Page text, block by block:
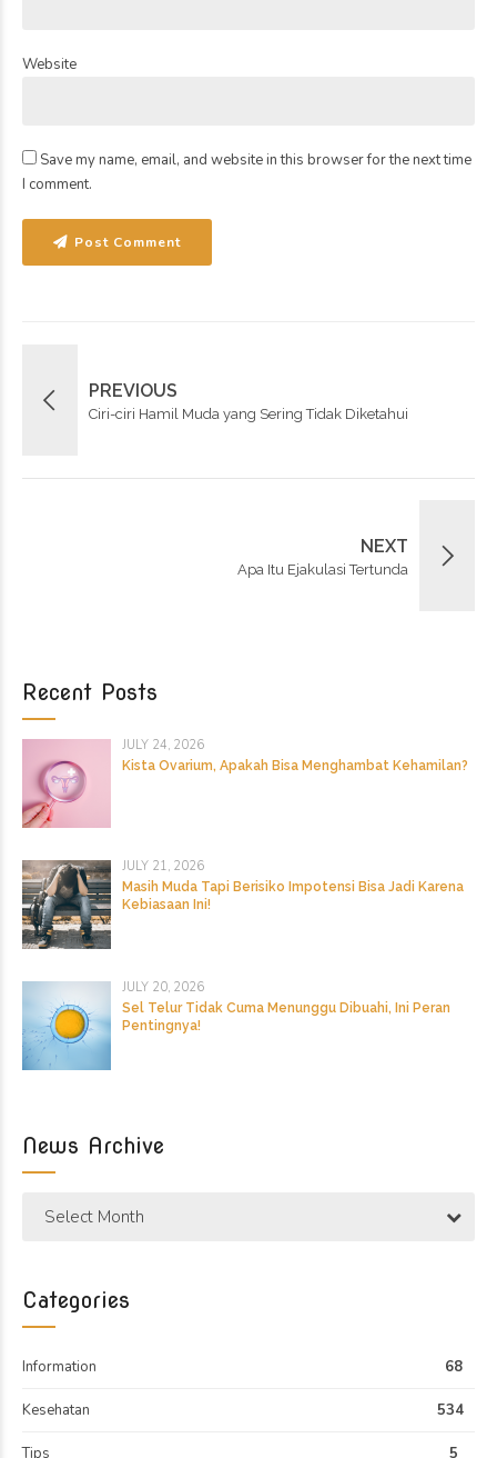
Website
Save my name, email, and website in this browser for the next time
I comment.
Post Comment
PREVIOUS
Ciri-ciri Hamil Muda yang Sering Tidak Diketahui
NEXT
Apa Itu Ejakulasi Tertunda
Recent Posts
JULY 24, 2026
Kista Ovarium, Apakah Bisa Menghambat Kehamilan?
JULY 21, 2026
Masih Muda Tapi Berisiko Impotensi Bisa Jadi Karena
Kebiasaan Ini!
JULY 20, 2026
Sel Telur Tidak Cuma Menunggu Dibuahi, Ini Peran
Pentingnya!
News Archive
Select Month
Categories
Information 68
Kesehatan 534
Tips 5